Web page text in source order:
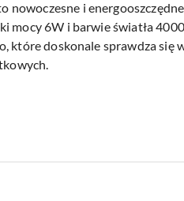
nowoczesne i energooszczędne
mocy 6W i barwie światła
które doskonale sprawdza się